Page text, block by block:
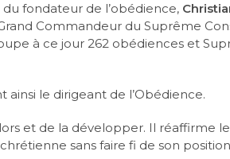
fondateur de l’obédience,
Commandeur du Suprême
à ce jour 262 obédiences et
ainsi le dirigeant de l’Obédience.
et de la développer. Il réaffirme
sans faire fi de son